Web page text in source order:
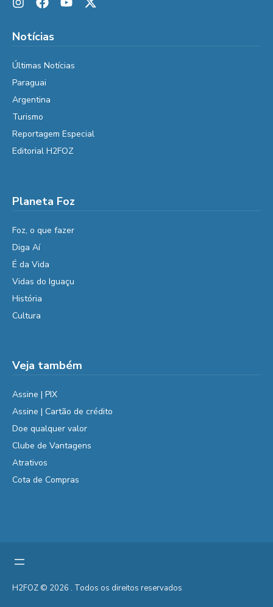
Notícias
Últimas Notícias
Paraguai
Argentina
Turismo
Reportagem Especial
Editorial H2FOZ
Planeta Foz
Foz, o que fazer
Diga Aí
É da Vida
Vidas do Iguaçu
História
Cultura
Veja também
Assine | PIX
Assine | Cartão de crédito
Doe qualquer valor
Clube de Vantagens
Atrativos
Cota de Compras
H2FOZ © 2026 . Todos os direitos reservados